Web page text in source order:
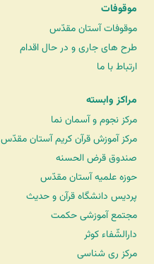
موقوفات
موقوفات آستان مقدّس
طرح های جاری و در حال اقدام
ارتباط با ما
مراکز وابسته
مرکز نجوم و آسمان نما
مرکز آموزش قرآن کریم آستان مقدّس
صندوق قرض الحسنه
حوزه علمیه آستان مقدّس
پردیس دانشگاه قرآن و حدیث
مجتمع آموزشی حکمت
دارالشّفاء کوثر
مرکز ری شناسی